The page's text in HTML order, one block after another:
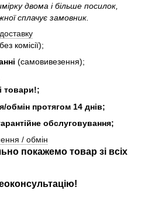
двома і більше посилок,
сплачує замовник.
комісії);
(самовивезення);
товари!;
обмін протягом 14 днів;
обслуговування;
/ обмін
покажемо товар зі всіх